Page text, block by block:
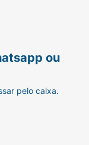
ou
pelo caixa.